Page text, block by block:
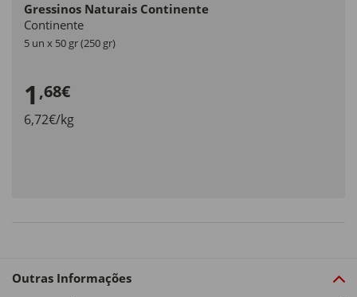
Gressinos Naturais Continente
Continente
5 un x 50 gr (250 gr)
1 ,68€
6,72€/kg
Outras Informações